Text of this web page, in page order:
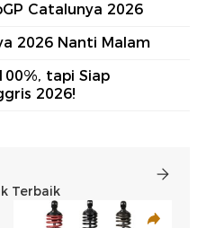
Catalunya 2026
2026 Nanti Malam
tapi Siap
2026!